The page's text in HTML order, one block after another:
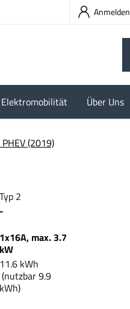
Anmelden
Über Uns
(2019)
Typ 2
-
1x16A, max. 3.7
kW
11.6 kWh
(nutzbar 9.9
kWh)